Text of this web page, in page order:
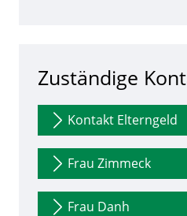
Zuständige
Kontakt Elterngeld
Frau Zimmeck
Frau Danh